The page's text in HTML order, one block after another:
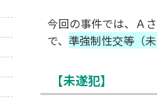
今回の事件では、Ａ
で、 準強制性交等（
【未遂犯】